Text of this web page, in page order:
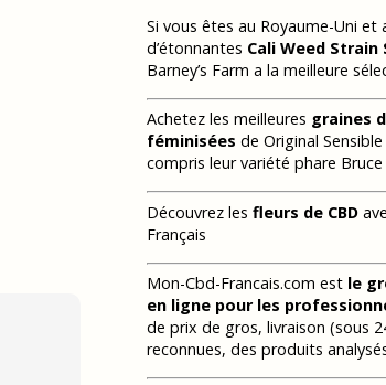
Si vous êtes au Royaume-Uni et
d’étonnantes Cali Weed Strain
Barney’s Farm a la meilleure
Achetez les meilleures graines
féminisées de Original
compris leur variété phare Bruce
Découvrez les fleurs de CBD
Français
Mon-Cbd-Francais.com est le
en ligne pour les
de prix de gros, livraison (sous
reconnues, des produits